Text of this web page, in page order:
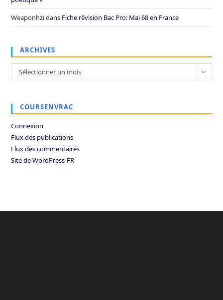
Weaponhzidans Fiche révision Bac Pro: Mai 68 en France
ARCHIVES
Archives
Sélectionner un mois
COURSENVRAC
Connexion
Flux des publications
Flux des commentaires
Site de WordPress-FR